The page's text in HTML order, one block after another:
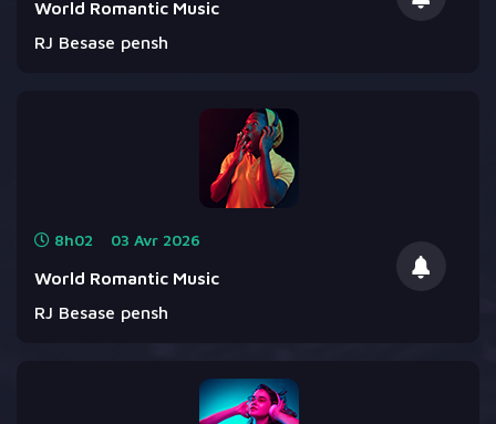
World Romantic Music
RJ Besase pensh
8h02 03 Avr 2026
World Romantic Music
RJ Besase pensh